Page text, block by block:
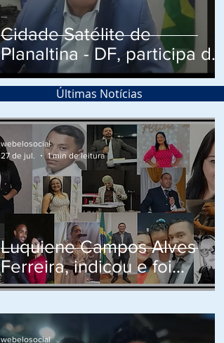
Cidade Satélite de
Planaltina - DF, participa de
reunião de apresentação do
Projeto Social do Cidadão
que esta em fase de
implantação.
Últimas Notícias
Luquiene Campos Alves
Ferreira, indicou e foi
aprovada a primeira turma
Ordem do Mérito do Elo
webelosocial
27 de jul.
1 min de leitura
webelosocial